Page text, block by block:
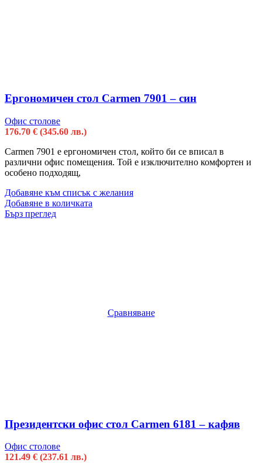
Ергономичен стол Carmen 7901 – син
Офис столове
176.70 € (345.60 лв.)
Carmen 7901 e ергономичен стол, който би се вписал в
различни офис помещения. Той е изключително комфортен и
особено подходящ,
Добавяне към списък с желания
Добавяне в количката
Бърз преглед
Сравняване
Президентски офис стол Carmen 6181 – кафяв
Офис столове
121.49 € (237.61 лв.)